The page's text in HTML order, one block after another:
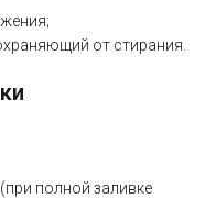
от стирания.
(при полной заливке